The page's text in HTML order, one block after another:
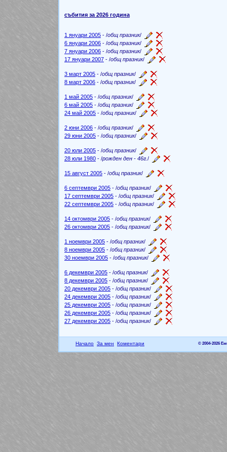
събития за 2026 година
1 януари 2005 - /общ празник/
6 януари 2006 - /общ празник/
7 януари 2006 - /общ празник/
17 януари 2007 - /общ празник/
3 март 2005 - /общ празник/
8 март 2006 - /общ празник/
1 май 2005 - /общ празник/
6 май 2005 - /общ празник/
24 май 2005 - /общ празник/
2 юни 2006 - /общ празник/
29 юни 2005 - /общ празник/
20 юли 2005 - /общ празник/
28 юли 1980 - /рожден ден - 46г./
15 август 2005 - /общ празник/
6 септември 2005 - /общ празник/
17 септември 2005 - /общ празник/
22 септември 2005 - /общ празник/
14 октомври 2005 - /общ празник/
26 октомври 2005 - /общ празник/
1 ноември 2005 - /общ празник/
8 ноември 2005 - /общ празник/
30 ноември 2005 - /общ празник/
6 декември 2005 - /общ празник/
8 декември 2005 - /общ празник/
20 декември 2005 - /общ празник/
24 декември 2005 - /общ празник/
25 декември 2005 - /общ празник/
26 декември 2005 - /общ празник/
27 декември 2005 - /общ празник/
Начало За мен Коментари © 2004-2026